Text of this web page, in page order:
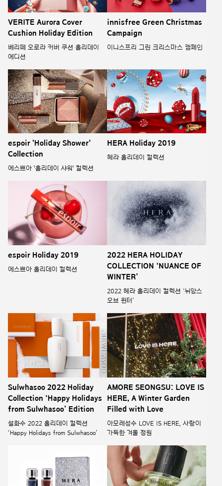
VERITE Aurora Cover
Cushion Holiday Edition
베리떼 오로라 커버 쿠션 홀리데이
에디션
innisfree Green Christmas
Campaign
이니스프리 그린 크리스마스 캠페인
espoir 'Holiday Shower'
Collection
에스쁘아 '홀리데이 샤워' 컬렉션
HERA Holiday 2019
헤라 홀리데이 컬렉션
espoir Holiday 2019
에스쁘아 홀리데이 컬렉션
2022 HERA HOLIDAY
COLLECTION ‘NUANCE OF
WINTER’
2022 헤라 홀리데이 컬렉션 ‘뉘앙스
오브 윈터’
Sulwhasoo 2022 Holiday
Collection ‘Happy Holidays
from Sulwhasoo’ Edition
설화수 2022 홀리데이 컬렉션
‘Happy Holidays from Sulwhasoo’
AMORE SEONGSU: LOVE IS
HERE, A Winter Garden
Filled with Love
아모레성수 LOVE IS HERE, 사랑이
가득한 겨울 정원